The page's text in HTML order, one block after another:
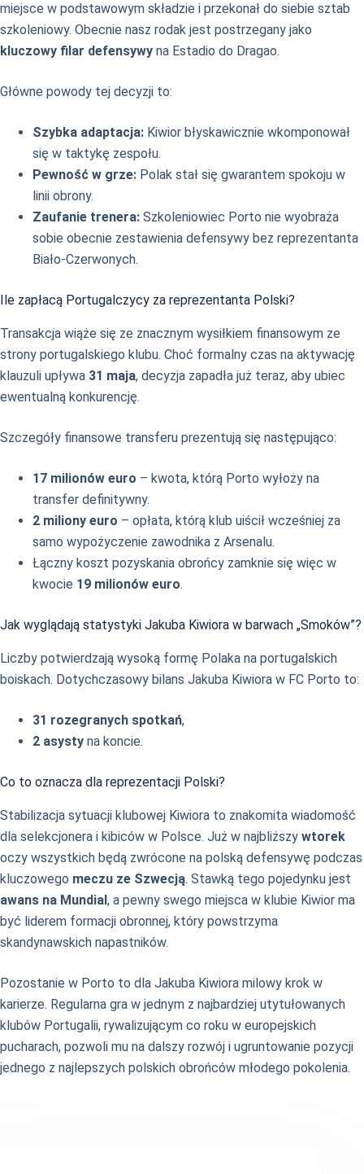
miejsce w podstawowym składzie i przekonał do siebie sztab
szkoleniowy. Obecnie nasz rodak jest postrzegany jako
kluczowy filar defensywy na Estadio do Dragao.
Główne powody tej decyzji to:
Szybka adaptacja: Kiwior błyskawicznie wkomponował
się w taktykę zespołu.
Pewność w grze: Polak stał się gwarantem spokoju w
linii obrony.
Zaufanie trenera: Szkoleniowiec Porto nie wyobraża
sobie obecnie zestawienia defensywy bez reprezentanta
Biało-Czerwonych.
Ile zapłacą Portugalczycy za reprezentanta Polski?
Transakcja wiąże się ze znacznym wysiłkiem finansowym ze
strony portugalskiego klubu. Choć formalny czas na aktywację
klauzuli upływa 31 maja, decyzja zapadła już teraz, aby ubiec
ewentualną konkurencję.
Szczegóły finansowe transferu prezentują się następująco:
17 milionów euro – kwota, którą Porto wyłoży na
transfer definitywny.
2 miliony euro – opłata, którą klub uiścił wcześniej za
samo wypożyczenie zawodnika z Arsenalu.
Łączny koszt pozyskania obrońcy zamknie się więc w
kwocie 19 milionów euro.
Jak wyglądają statystyki Jakuba Kiwiora w barwach „Smoków”?
Liczby potwierdzają wysoką formę Polaka na portugalskich
boiskach. Dotychczasowy bilans Jakuba Kiwiora w FC Porto to:
31 rozegranych spotkań,
2 asysty na koncie.
Co to oznacza dla reprezentacji Polski?
Stabilizacja sytuacji klubowej Kiwiora to znakomita wiadomość
dla selekcjonera i kibiców w Polsce. Już w najbliższy wtorek
oczy wszystkich będą zwrócone na polską defensywę podczas
kluczowego meczu ze Szwecją. Stawką tego pojedynku jest
awans na Mundial, a pewny swego miejsca w klubie Kiwior ma
być liderem formacji obronnej, który powstrzyma
skandynawskich napastników.
Pozostanie w Porto to dla Jakuba Kiwiora milowy krok w
karierze. Regularna gra w jednym z najbardziej utytułowanych
klubów Portugalii, rywalizującym co roku w europejskich
pucharach, pozwoli mu na dalszy rozwój i ugruntowanie pozycji
jednego z najlepszych polskich obrońców młodego pokolenia.